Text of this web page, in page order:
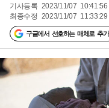
기사등록 2023/11/07 10:41:56
최종수정 2023/11/07 11:33:29
구글에서 선호하는 매체로 추가